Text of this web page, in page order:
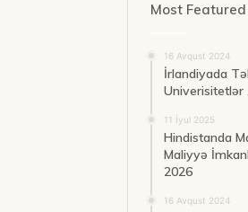
Most
16 Avqust 2024
İrlandiyada
Univerisitetlər
11 İyul 2025
Hindistanda
Maliyyə
2026
16 Avqust 2024